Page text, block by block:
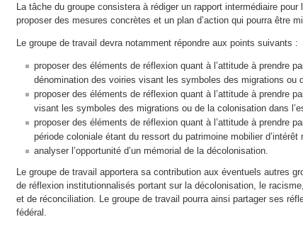
La tâche du groupe consistera à rédiger un rapport intermédiaire
proposer des mesures concrètes et un plan d’action qui pourra être
Le groupe de travail devra notamment répondre aux points suivants :
proposer des éléments de réflexion quant à l’attitude à prendre
dénomination des voiries visant les symboles des migrations ou
proposer des éléments de réflexion quant à l’attitude à prendre
visant les symboles des migrations ou de la colonisation dans
proposer des éléments de réflexion quant à l’attitude à prendre
période coloniale étant du ressort du patrimoine mobilier d’intérêt
analyser l’opportunité d’un mémorial de la décolonisation.
Le groupe de travail apportera sa contribution aux éventuels autres
de réflexion institutionnalisés portant sur la décolonisation, le
et de réconciliation. Le groupe de travail pourra ainsi partager ses
fédéral.